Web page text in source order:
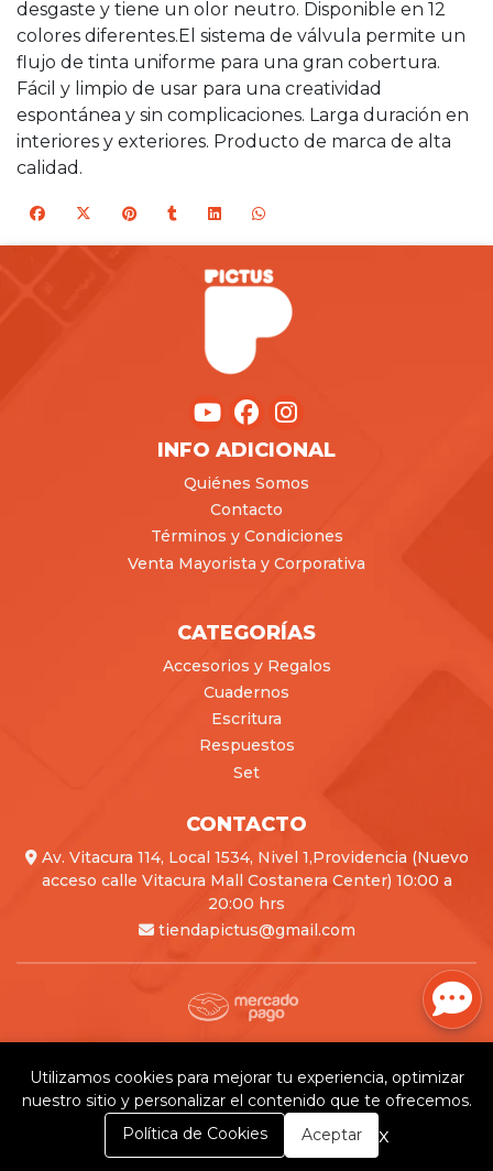
desgaste y tiene un olor neutro. Disponible en 12
colores diferentes.El sistema de válvula permite un
flujo de tinta uniforme para una gran cobertura.
Fácil y limpio de usar para una creatividad
espontánea y sin complicaciones. Larga duración en
interiores y exteriores. Producto de marca de alta
calidad.
INFO ADICIONAL
Quiénes Somos
Contacto
Términos y Condiciones
Venta Mayorista y Corporativa
CATEGORÍAS
Accesorios y Regalos
Cuadernos
Escritura
Respuestos
Set
CONTACTO
Av. Vitacura 114, Local 1534, Nivel 1,Providencia (Nuevo
acceso calle Vitacura Mall Costanera Center) 10:00 a
20:00 hrs
tiendapictus@gmail.com
Creado porBsale
0
Utilizamos cookies para mejorar tu experiencia, optimizar
nuestro sitio y personalizar el contenido que te ofrecemos.
Política de Cookies
Aceptar x